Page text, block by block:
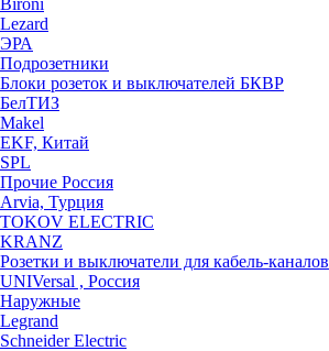
Bironi
Lezard
ЭРА
Подрозетники
Блоки розеток и выключателей БКВР
БелТИЗ
Makel
EKF, Китай
SPL
Прочие Россия
Arvia, Турция
TOKOV ELECTRIC
KRANZ
Розетки и выключатели для кабель-каналов
UNIVersal , Россия
Наружные
Legrand
Schneider Electric